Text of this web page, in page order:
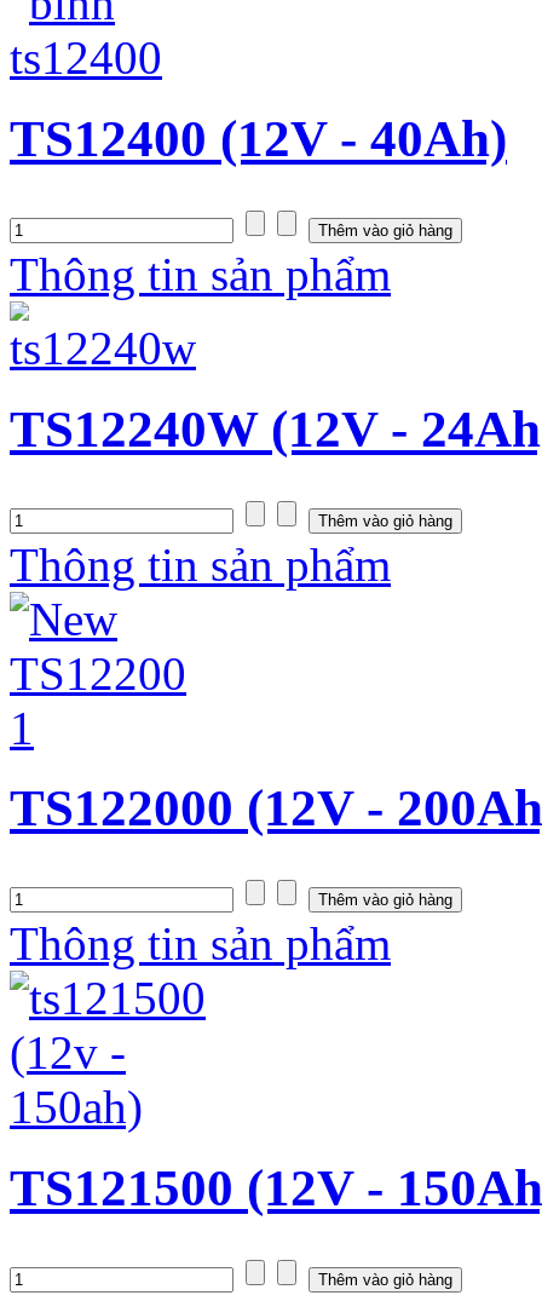
TS12400 (12V - 40Ah)
Thông tin sản phẩm
TS12240W (12V -
Thông tin sản phẩm
TS122000 (12V -
Thông tin sản phẩm
TS121500 (12V -